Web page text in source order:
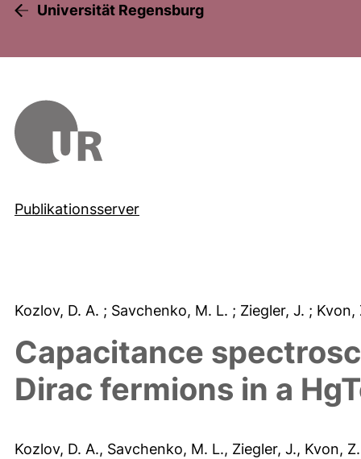
Universität Regensburg
Publikationsserver
Kozlov, D. A. ; Savchenko, M. L. ; Ziegler, J. ; Kvon,
Capacitance
Dirac fermions in a
Kozlov, D. A., Savchenko, M. L., Ziegler, J., Kvon,